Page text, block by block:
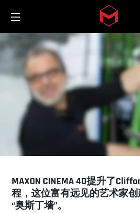
Skip to
MAXON CINEMA 4D提升了
程，这位富有远见的艺术家
“奥斯丁墙”。